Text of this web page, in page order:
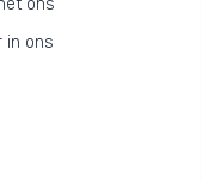
ons
in ons